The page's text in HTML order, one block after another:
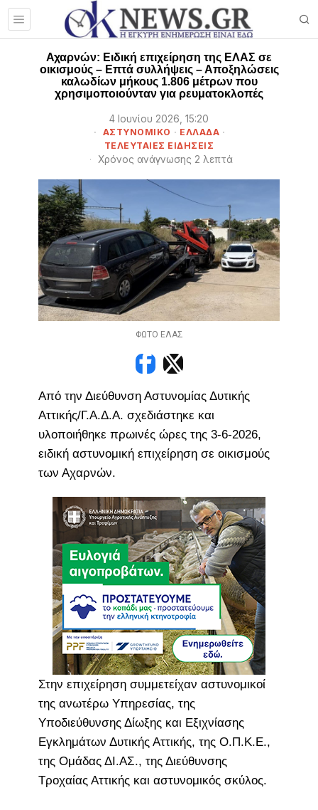
Αχαρνών: Ειδική επιχείρηση της ΕΛΑΣ σε
οικισμούς – Επτά συλλήψεις – Αποξηλώσεις
καλωδίων μήκους 1.806 μέτρων που
χρησιμοποιούνταν για ρευματοκλοπές
4 Ιουνίου 2026, 15:20
ΑΣΤΥΝΟΜΙΚΟ · ΕΛΛΑΔΑ ·
ΤΕΛΕΥΤΑΙΕΣ ΕΙΔΗΣΕΙΣ
Χρόνος ανάγνωσης 2 λεπτά
ΦΩΤΟ ΕΛΑΣ
Από την Διεύθυνση Αστυνομίας Δυτικής
Αττικής/Γ.Α.Δ.Α. σχεδιάστηκε και
υλοποιήθηκε πρωινές ώρες της 3-6-2026,
ειδική αστυνομική επιχείρηση σε οικισμούς
των Αχαρνών.
Στην επιχείρηση συμμετείχαν αστυνομικοί
της ανωτέρω Υπηρεσίας, της
Υποδιεύθυνσης Δίωξης και Εξιχνίασης
Εγκλημάτων Δυτικής Αττικής, της Ο.Π.Κ.Ε.,
της Ομάδας ΔΙ.ΑΣ., της Διεύθυνσης
Τροχαίας Αττικής και αστυνομικός σκύλος.